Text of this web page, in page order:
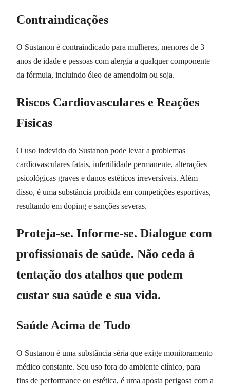
Contraindicações
O Sustanon é contraindicado para mulheres, menores de 3
anos de idade e pessoas com alergia a qualquer componente
da fórmula, incluindo óleo de amendoim ou soja.
Riscos Cardiovasculares e Reações
Físicas
O uso indevido do Sustanon pode levar a problemas
cardiovasculares fatais, infertilidade permanente, alterações
psicológicas graves e danos estéticos irreversíveis. Além
disso, é uma substância proibida em competições esportivas,
resultando em doping e sanções severas.
Proteja-se. Informe-se. Dialogue com
profissionais de saúde. Não ceda à
tentação dos atalhos que podem
custar sua saúde e sua vida.
Saúde Acima de Tudo
O Sustanon é uma substância séria que exige monitoramento
médico constante. Seu uso fora do ambiente clínico, para
fins de performance ou estética, é uma aposta perigosa com a